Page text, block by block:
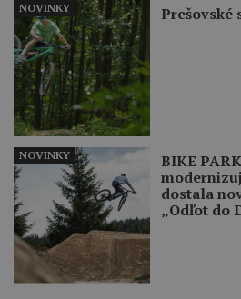
Prešovské
NOVINKY
BIKE
dostala
„Odľot do
NOVINKY